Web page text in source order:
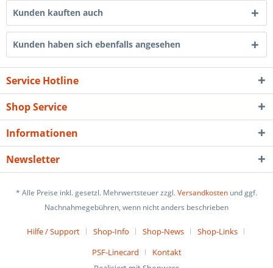
Kunden kauften auch
Kunden haben sich ebenfalls angesehen
Service Hotline
Shop Service
Informationen
Newsletter
* Alle Preise inkl. gesetzl. Mehrwertsteuer zzgl.Versandkosten und ggf.
Nachnahmegebühren, wenn nicht anders beschrieben
Hilfe / Support Shop-Info Shop-News
Shop-Links
PSF-Linecard
Kontakt